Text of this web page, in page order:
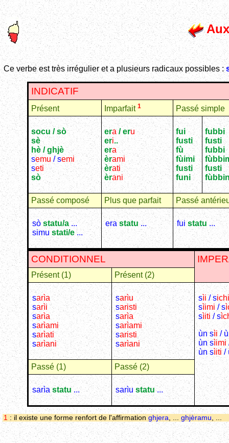
Ce verbe est très irrégulier et a plusieurs radicaux possibles :
INDICATIF
Présent Imparfait 1 Passé simple
socu / sò
sè
hè / ghjè
semu / semi
seti
sò
era / eru
eri..
era
èrami
èrati
èrani
fui
fusti
fù
fùimi
fusti
funi
fubbi
fusti
fubbi
fusti
Passé composé Plus que parfait Passé
sòstatu/a...
simu stati/e...
era statu... fuistatu ...
CONDITIONNEL
Présent (1) Présent (2)
sarìa
sarìi
sarìa
sarìami
sarìati
sarìani
sarìu
saristi
sarìa
sarìami
saristi
sarìani
sìi/ sichi
sìimi / s
sìiti/ s
ùn sìi/
ùn sìimi
ùn sìiti/
Passé (1)
Passé (2)
sarìastatu... sarìustatu...
1 : il existe une forme renfort de l'affirmation ghjera ghjèramu